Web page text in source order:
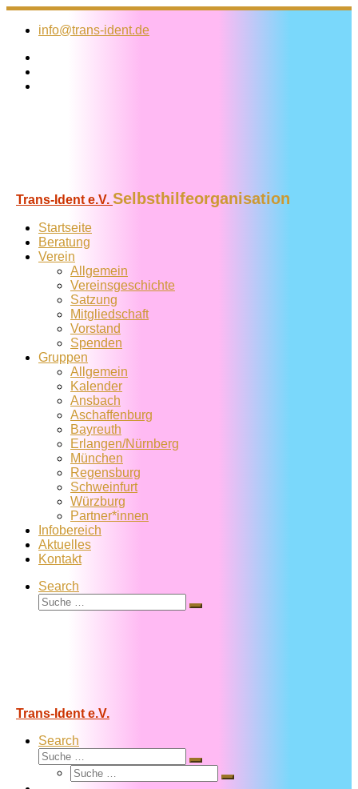
Zum
Inhalt
info@trans-ident.de
Trans-Ident e.V. Selbsthilfeorganisation
Startseite
Beratung
Verein
Allgemein
Vereins­geschichte
Satzung
Mitglied­schaft
Vorstand
Spenden
Gruppen
Allgemein
Kalender
Ansbach
Aschaffenburg
Bayreuth
Erlangen/Nürnberg
München
Regensburg
Schweinfurt
Würzburg
Partner*innen
Infobereich
Aktuelles
Kontakt
Search
Suche
Suche
Trans-Ident e.V.
Search
Suche
Suche
Suche
Suche